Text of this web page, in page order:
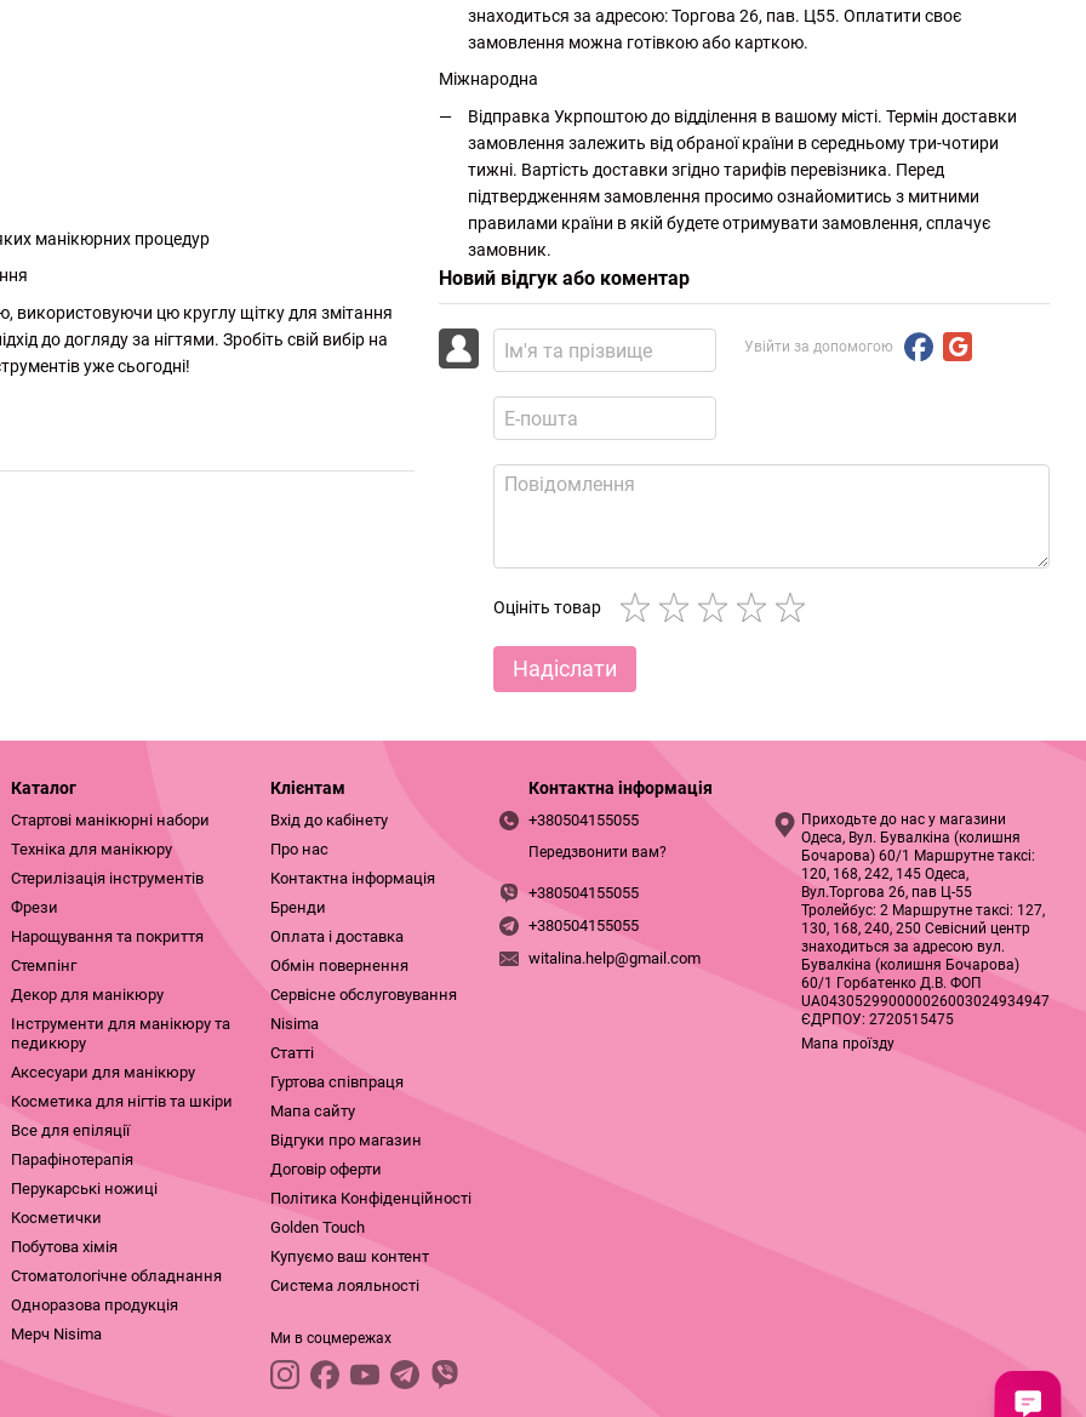
манікюрних процедур
використовуючи цю круглу щітку для змітання
до догляду за нігтями. Зробіть свій вибір на
уже сьогодні!
знаходиться за адресою: Торгова 26, пав. Ц55. Оплатити своє
замовлення можна готівкою або карткою.
Міжнародна
Відправка Укрпоштою до відділення в вашому місті. Термін доставки
замовлення залежить від обраної країни в середньому три-чотири
тижні. Вартість доставки згідно тарифів перевізника. Перед
підтвердженням замовлення просимо ознайомитись з митними
правилами країни в якій будете отримувати замовлення, сплачує
замовник.
Новий відгук або коментар
Увійти за допомогою
Оцініть товар
Надіслати
Каталог
Стартові манікюрні набори
Техніка для манікюру
Стерилізація інструментів
Фрези
Нарощування та покриття
Стемпінг
Декор для манікюру
Інструменти для манікюру та
педикюру
Аксесуари для манікюру
Косметика для нігтів та шкіри
Все для епіляції
Парафінотерапія
Перукарські ножиці
Косметички
Побутова хімія
Стоматологічне обладнання
Одноразова продукція
Мерч Nisima
Клієнтам
Вхід до кабінету
Про нас
Контактна інформація
Бренди
Оплата і доставка
Обмін повернення
Сервісне обслуговування
Nisima
Статті
Гуртова співпраця
Мапа сайту
Відгуки про магазин
Договір оферти
Політика Конфіденційності
Golden Touch
Купуємо ваш контент
Система лояльності
Ми в соцмережах
Контактна інформація
+380504155055
Передзвонити вам?
+380504155055
+380504155055
witalina.help@gmail.com
Приходьте до нас у магазини
Одеса, Вул. Бувалкіна (колишня
Бочарова) 60/1 Маршрутне таксі:
120, 168, 242, 145 Одеса,
Вул.Торгова 26, пав Ц-55
Тролейбус: 2 Маршрутне таксі: 127,
130, 168, 240, 250 Севісний центр
знаходиться за адресою вул.
Бувалкіна (колишня Бочарова)
60/1 Горбатенко Д.В. ФОП
UA043052990000026003024934947
ЄДРПОУ: 2720515475
Мапа проїзду